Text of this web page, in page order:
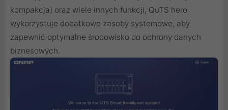
kompakcja) oraz wiele innych funkcji, QuTS hero
wykorzystuje dodatkowe zasoby systemowe, aby
zapewnić optymalne środowisko do ochrony danych
biznesowych.